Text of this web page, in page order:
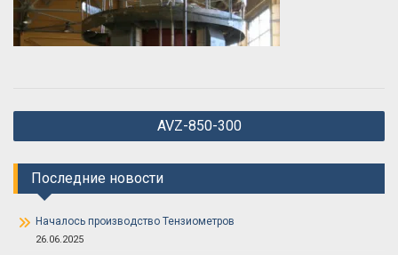
Навигация
по
записям
AVZ-850-300
Последние новости
Началось производство Тензиометров
26.06.2025